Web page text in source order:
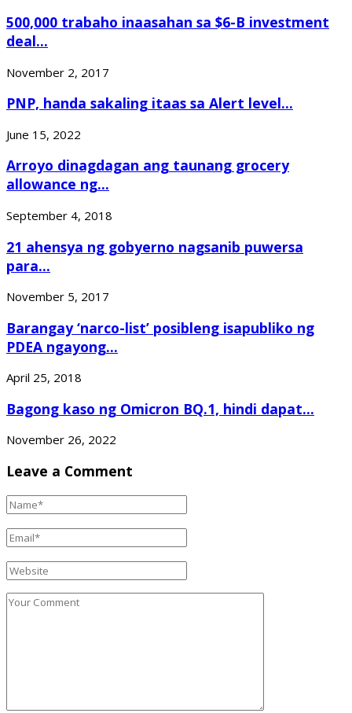
500,000 trabaho inaasahan sa $6-B investment
deal...
November 2, 2017
PNP, handa sakaling itaas sa Alert level...
June 15, 2022
Arroyo dinagdagan ang taunang grocery
allowance ng...
September 4, 2018
21 ahensya ng gobyerno nagsanib puwersa
para...
November 5, 2017
Barangay ‘narco-list’ posibleng isapubliko ng
PDEA ngayong...
April 25, 2018
Bagong kaso ng Omicron BQ.1, hindi dapat...
November 26, 2022
Leave a Comment